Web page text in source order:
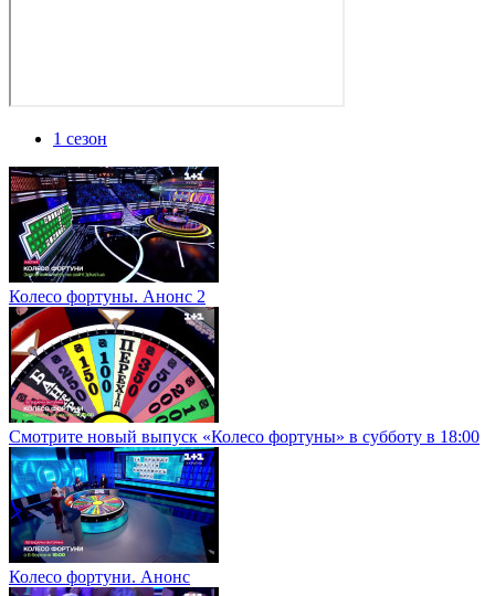
1 сезон
Колесо фортуны. Анонс 2
Смотрите новый выпуск «Колесо фортуны» в субботу в 18:00
Колесо фортуни. Анонс